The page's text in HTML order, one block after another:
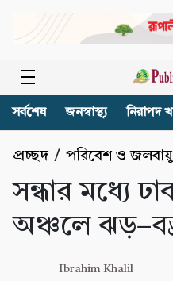
সর্বশেষ জনস্বাস্থ্য নিরাপদ
প্রচ্ছদ / পরিবেশ ও জলবায়ু
সন্ধার মধ্যে
অঞ্চলে
Ibrahim Khalil